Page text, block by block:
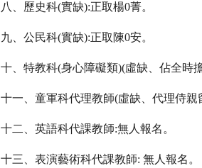
八、歷史科(實缺):正取楊0菁。
九、公民科(實缺):正取陳0安。
十、特教科(身心障礙類)(虛缺、佔全時
十一、童軍科代理教師(虛缺、代理侍親
十二、英語科代課教師:無人報名。
十三、表演藝術科代課教師: 無人報名。